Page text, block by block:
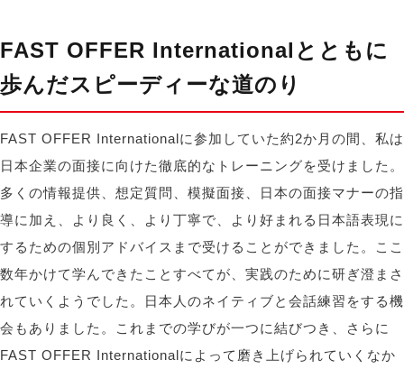
FAST OFFER Internationalとともに
歩んだスピーディーな道のり
FAST OFFER Internationalに参加していた約2か月の間、私は
日本企業の面接に向けた徹底的なトレーニングを受けました。
多くの情報提供、想定質問、模擬面接、日本の面接マナーの指
導に加え、より良く、より丁寧で、より好まれる日本語表現に
するための個別アドバイスまで受けることができました。ここ
数年かけて学んできたことすべてが、実践のために研ぎ澄まさ
れていくようでした。日本人のネイティブと会話練習をする機
会もありました。これまでの学びが一つに結びつき、さらに
FAST OFFER Internationalによって磨き上げられていくなか